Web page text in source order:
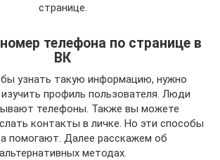
странице.
телефона по странице в
ВК
узнать такую информацию, нужно
профиль пользователя. Люди
телефоны. Также вы можете
контакты в личке. Но эти способы
помогают. Далее расскажем об
альтернативных методах.